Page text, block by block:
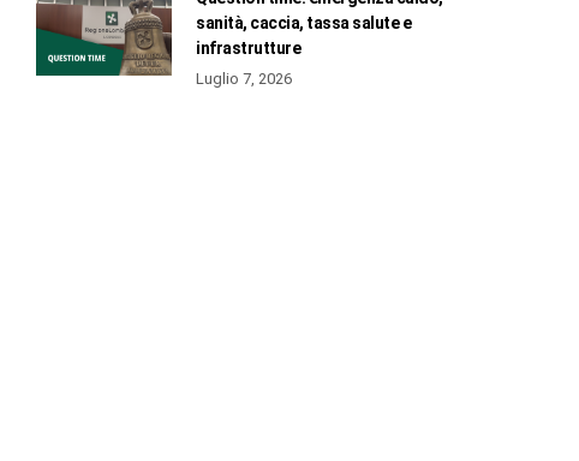
sanità, caccia, tassa salute e
infrastrutture
Luglio 7, 2026